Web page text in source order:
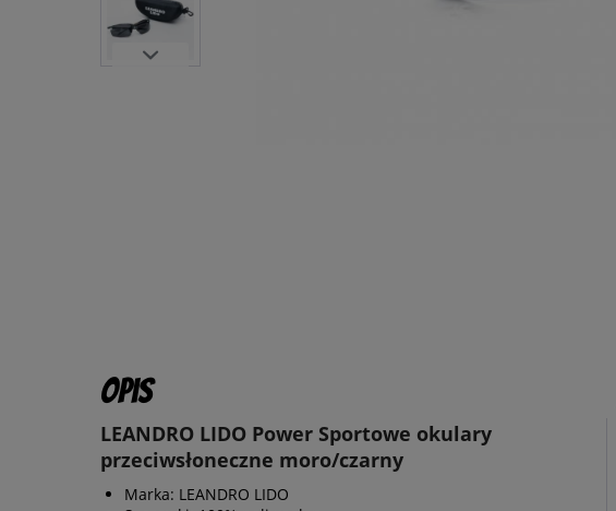
Opis
LEANDRO LIDO Power Sportowe okulary
przeciwsłoneczne moro/czarny
Marka: LEANDRO LIDO